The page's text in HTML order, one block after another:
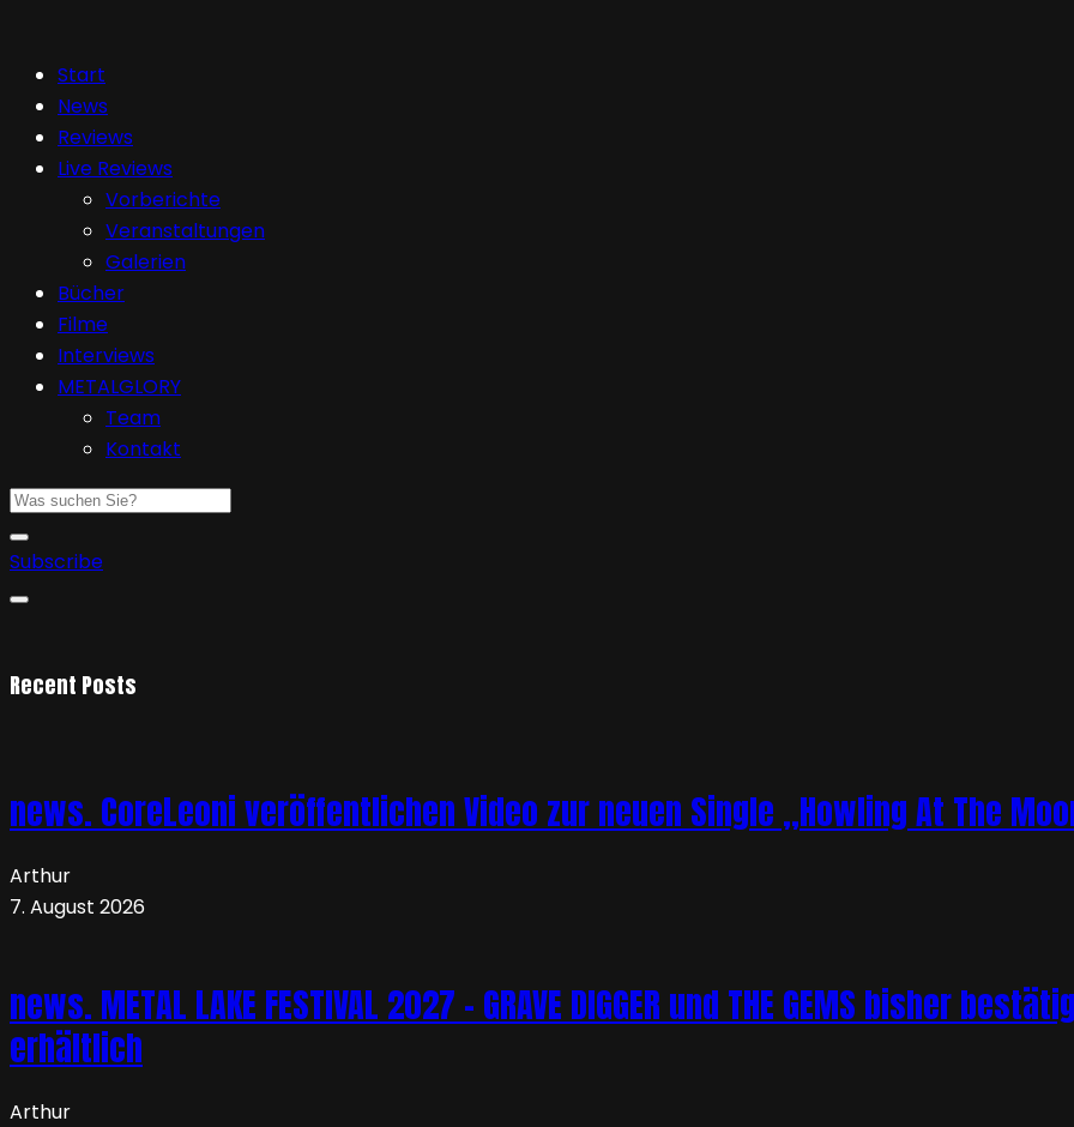
Start
News
Reviews
Live Reviews
Vorberichte
Veranstaltungen
Galerien
Bücher
Filme
Interviews
METALGLORY
Team
Kontakt
Subscribe
Recent Posts
news. CoreLeoni veröffentlichen Video zur neuen Single „Howling At The
Arthur
7. August 2026
news. METAL LAKE FESTIVAL 2027 – GRAVE DIGGER und THE GEMS bisher
erhältlich
Arthur